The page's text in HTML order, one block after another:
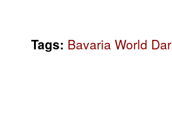
Tags: Bavaria World